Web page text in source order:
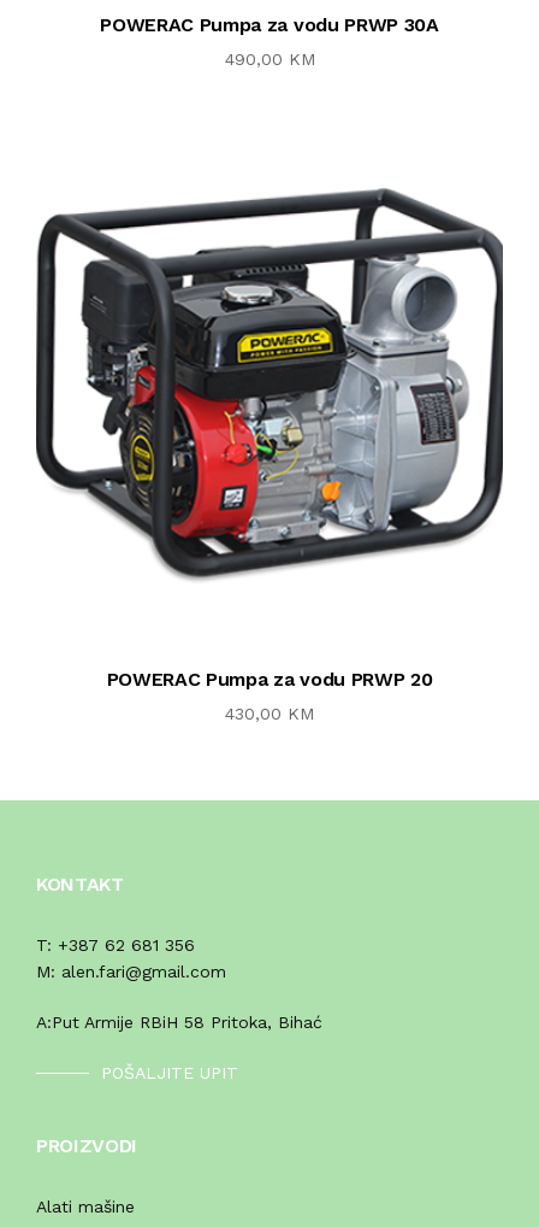
POWERAC Pumpa za vodu PRWP 30A
490,00 KM
POWERAC Pumpa za vodu PRWP 20
430,00 KM
KONTAKT
T: +387 62 681 356
M: alen.fari@gmail.com
A:Put Armije RBiH 58 Pritoka, Bihać
POŠALJITE UPIT
PROIZVODI
Alati mašine